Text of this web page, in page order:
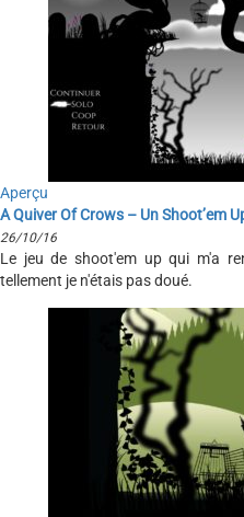
Aperçu
A Quiver Of Crows – Un Shoot’em
26/10/16
Le jeu de shoot'em up qui m'a
tellement je n'étais pas doué.